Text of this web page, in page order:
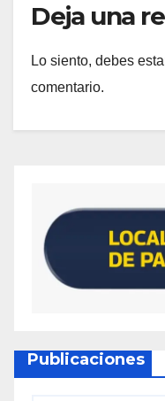
Deja una
Lo siento, debes
comentario.
Publicaciones